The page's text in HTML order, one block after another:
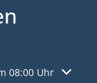
08:00 Uhr